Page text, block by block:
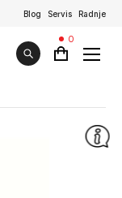
Blog Servis Radnje
0